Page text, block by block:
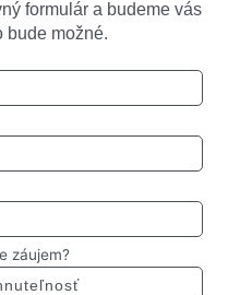
formulár a budeme vás
bude možné.
záujem?